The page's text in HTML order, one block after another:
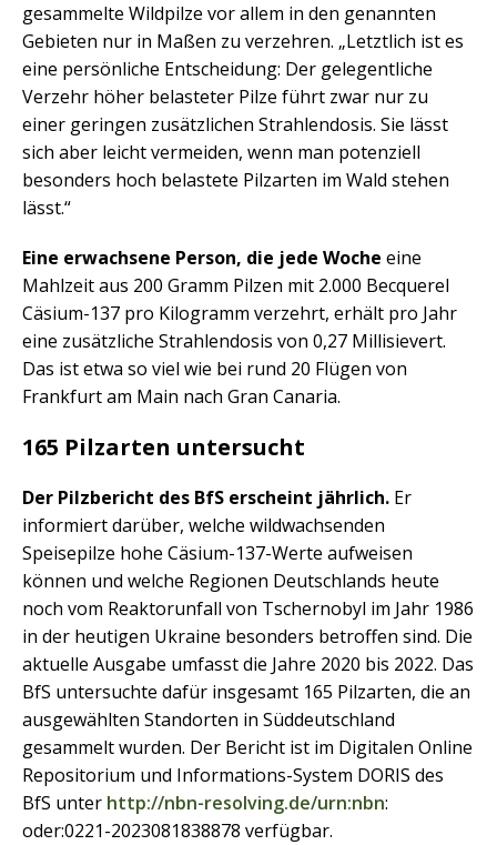
gesammelte Wildpilze vor allem in den genannten
Gebieten nur in Maßen zu verzehren. „Letztlich ist es
eine persönliche Entscheidung: Der gelegentliche
Verzehr höher belasteter Pilze führt zwar nur zu
einer geringen zusätzlichen Strahlendosis. Sie lässt
sich aber leicht vermeiden, wenn man potenziell
besonders hoch belastete Pilzarten im Wald stehen
lässt.“
Eine erwachsene Person, die jede Woche eine
Mahlzeit aus 200 Gramm Pilzen mit 2.000 Becquerel
Cäsium-137 pro Kilogramm verzehrt, erhält pro Jahr
eine zusätzliche Strahlendosis von 0,27 Millisievert.
Das ist etwa so viel wie bei rund 20 Flügen von
Frankfurt am Main nach Gran Canaria.
165 Pilzarten untersucht
Der Pilzbericht des BfS erscheint jährlich. Er
informiert darüber, welche wildwachsenden
Speisepilze hohe Cäsium-137-Werte aufweisen
können und welche Regionen Deutschlands heute
noch vom Reaktorunfall von Tschernobyl im Jahr 1986
in der heutigen Ukraine besonders betroffen sind. Die
aktuelle Ausgabe umfasst die Jahre 2020 bis 2022. Das
BfS untersuchte dafür insgesamt 165 Pilzarten, die an
ausgewählten Standorten in Süddeutschland
gesammelt wurden. Der Bericht ist im Digitalen Online
Repositorium und Informations-System DORIS des
BfS unter http://nbn-resolving.de/urn:nbn:
oder:0221-2023081838878 verfügbar.